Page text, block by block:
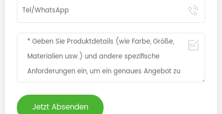
Jetzt Absenden